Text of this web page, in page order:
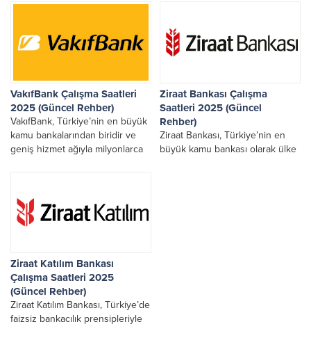
bireysel, ticari ve kurumsal
bankacılık hizmetleri
sunmaktadır. Kullanıcılar
yoğun kullanılan Halkbank
şubelerinin çalışma düzeni...
VakıfBank Çalışma Saatleri
2025 (Güncel Rehber)
VakıfBank, Türkiye’nin en büyük
kamu bankalarından biridir ve
geniş hizmet ağıyla milyonlarca
sıkça “VakıfBank kaçta açılıyor,
kaçta kapanıyor, öğle...
Ziraat Bankası Çalışma
Saatleri 2025 (Güncel
Rehber)
Ziraat Bankası, Türkiye’nin en
büyük kamu bankası olarak ülke
Ziraat Katılım Bankası
Çalışma Saatleri 2025
(Güncel Rehber)
Ziraat Katılım Bankası, Türkiye’de
faizsiz bankacılık prensipleriyle